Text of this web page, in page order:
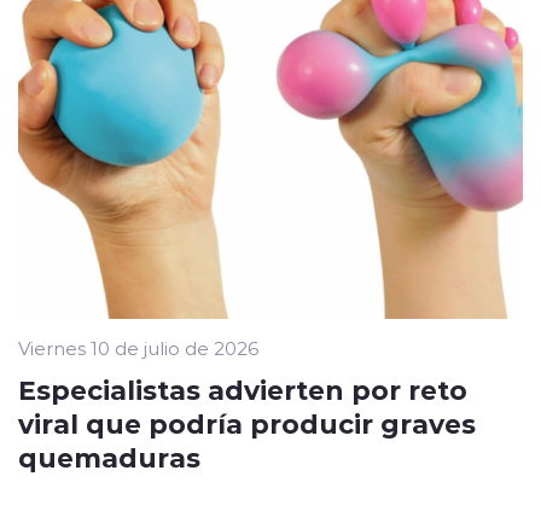
Viernes 10 de julio de 2026
Especialistas advierten por reto
viral que podría producir graves
quemaduras